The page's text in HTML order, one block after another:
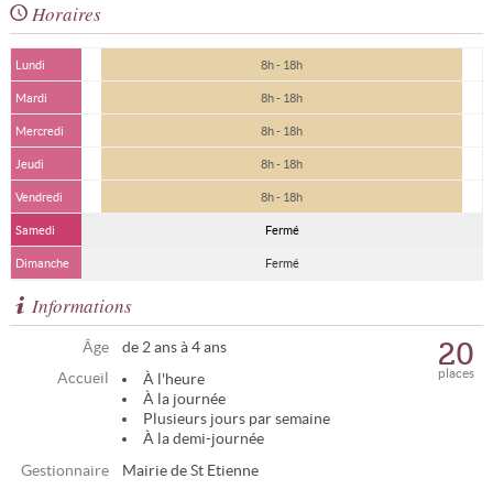
Horaires
Lundi 8h - 18h
Mardi 8h - 18h
Mercredi 8h - 18h
Jeudi 8h - 18h
Vendredi 8h - 18h
Samedi Fermé
Dimanche Fermé
Informations
Âge
de 2 ans à 4 ans
Accueil
À l'heure
À la journée
Plusieurs jours par semaine
À la demi-journée
Gestionnaire
Mairie de St Etienne
places
20